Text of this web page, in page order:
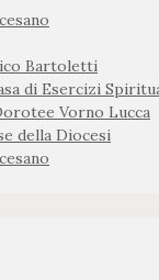
Bartoletti
di Esercizi
Vorno Lucca
della Diocesi